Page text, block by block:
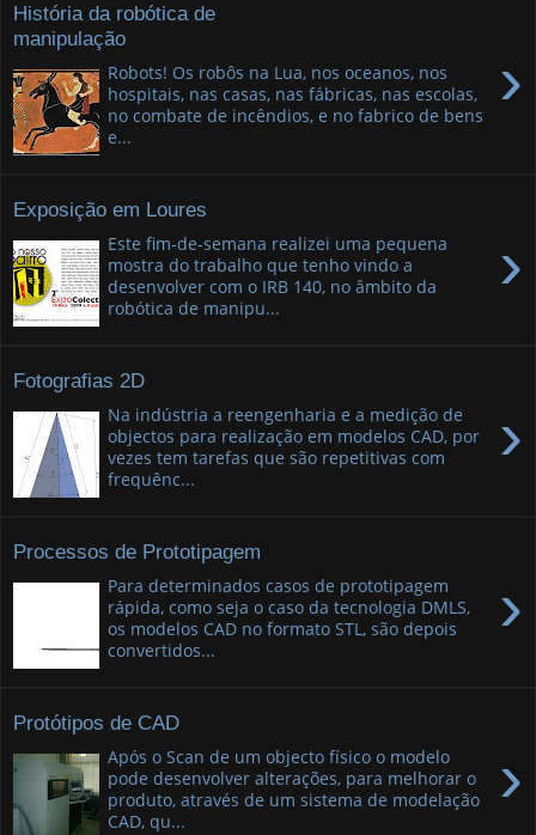
História da robótica de
manipulação
›
Robots! Os robôs na Lua, nos oceanos, nos
hospitais, nas casas, nas fábricas, nas escolas,
no combate de incêndios, e no fabrico de bens
e...
Exposição em Loures
›
Este fim-de-semana realizei uma pequena
mostra do trabalho que tenho vindo a
desenvolver com o IRB 140, no âmbito da
robótica de manipu...
Fotografias 2D
›
Na indústria a reengenharia e a medição de
objectos para realização em modelos CAD, por
vezes tem tarefas que são repetitivas com
frequênc...
Processos de Prototipagem
›
Para determinados casos de prototipagem
rápida, como seja o caso da tecnologia DMLS,
os modelos CAD no formato STL, são depois
convertidos...
Protótipos de CAD
›
Após o Scan de um objecto físico o modelo
pode desenvolver alterações, para melhorar o
produto, através de um sistema de modelação
CAD, qu...